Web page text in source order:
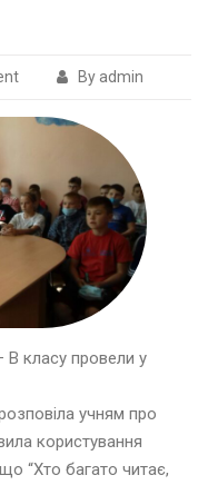
By admin
В класу провели у
учням про
користування
“Хто багато читає,